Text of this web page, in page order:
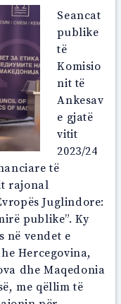
Seancat
publike
të
Komisio
nit të
Ankesav
e gjatë
vitit
2023/24
të
rajonal
Juglindore:
publike”. Ky
në vendet e
Hercegovina,
dhe Maqedonia
me qëllim të